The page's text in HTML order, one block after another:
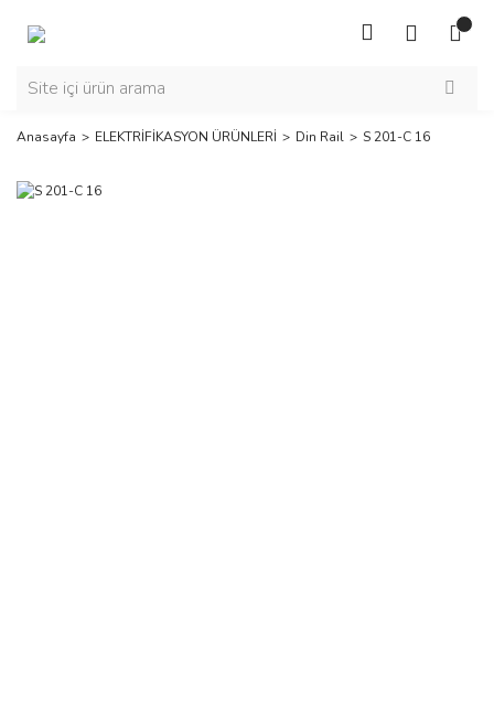
Anasayfa ELEKTRİFİKASYON ÜRÜNLERİ Din Rail S 201-C 16